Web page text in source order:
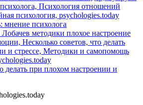
мнение психолога
делать при плохом настроении и